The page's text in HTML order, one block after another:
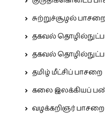
சுற்றுச்சூழல் பாசறை
தகவல்
தகவல்
தமிழ் மீட்சிப் பாசறை
கலை இலக்கியப்
வழக்கறிஞர் பாசறை